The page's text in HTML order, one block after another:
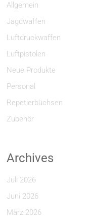
Allgemein
Jagdwaffen
Luftdruckwaffen
Luftpistolen
Neue Produkte
Personal
Repetierbüchsen
Zubehör
Archives
Juli 2026
Juni 2026
März 2026